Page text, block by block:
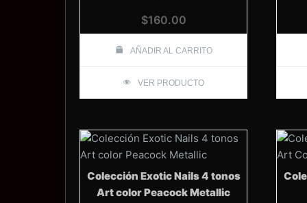
$160.00
AÑADIR AL CARRITO
VER PRODUCTO
Colección Exotic Nails 4 tonos
Art color Peacock Metallic